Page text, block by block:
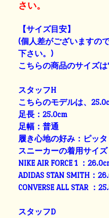
さい。
【サイズ目安】
(個人差がございますの
下さい。)
こちらの商品のサイズは
スタッフH
こちらのモデルは、
足長：25.0cm
足幅：普通
履き心地の好み：ピッタ
スニーカーの着用サイズ
NIKE AIR FORCE 1 ：
ADIDAS STAN SMITH：
CONVERSE ALL STAR ：
スタッフD